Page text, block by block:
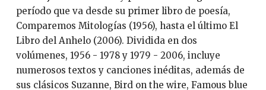
período que va desde su primer libro de poesía,
Comparemos Mitologías (1956), hasta el último El
Libro del Anhelo (2006). Dividida en dos
volúmenes, 1956 - 1978 y 1979 - 2006, incluye
numerosos textos y canciones inéditas, además de
sus clásicos Suzanne, Bird on the wire, Famous blue